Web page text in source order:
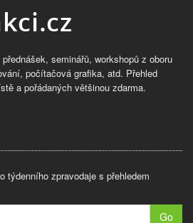
seminářů, workshopů z oboru
počítačová grafika, atd. Přehled
a pořádaných většinou zdarma.
týdenního zpravodaje s přehledem
Go